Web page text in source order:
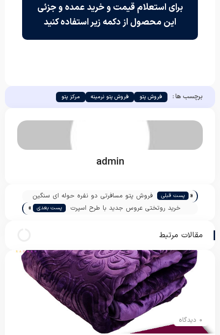
برای استعلام قیمت و خرید عمده و جزئی
این محصول از دکمه زیر استفاده کنید
برچسب ها : فروش پتو فروش پتو نرمینه مرکز پتو
admin
« پست قبلی
فروش پتو مسافرتی دو نفره حوله ای سنگین
خرید روتختی عروس جدید با طرح اسپرت
پست بعدی »
مقالات مرتبط
0 دیدگاه